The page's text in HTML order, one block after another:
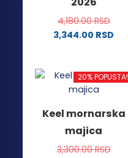
izabrane
na
stranici
4,180.00RSD
3,344.00 RSD
ima
više
Opcije
mogu
biti
20% POPUSTA!
Keel mornarska
majica
3,300.00RSD